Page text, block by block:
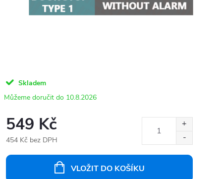
Skladem
10.8.2026
549 Kč
454 Kč bez DPH
VLOŽIT DO KOŠÍKU